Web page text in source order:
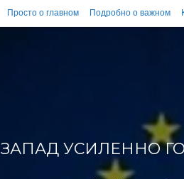
Просто о главном Подробно о важном
ЗАПАД УСИЛЕННО